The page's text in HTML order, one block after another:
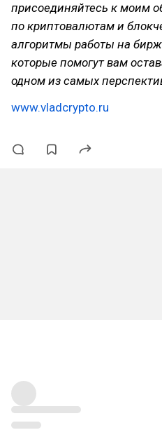
присоединяйтесь к моим
по криптовалютам и
алгоритмы работы на
которые помогут вам
одном из самых
www.vladcrypto.ru